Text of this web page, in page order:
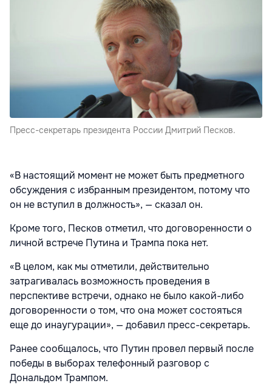
Пресс-секретарь президента России Дмитрий Песков.
«В настоящий момент не может быть предметного
обсуждения с избранным президентом, потому что
он не вступил в должность», — сказал он.
Кроме того, Песков отметил, что договоренности о
личной встрече Путина и Трампа пока нет.
«В целом, как мы отметили, действительно
затрагивалась возможность проведения в
перспективе встречи, однако не было какой-либо
договоренности о том, что она может состояться
еще до инаугурации», — добавил пресс-секретарь.
Ранее сообщалось, что Путин провел первый после
победы в выборах телефонный разговор с
Дональдом Трампом.